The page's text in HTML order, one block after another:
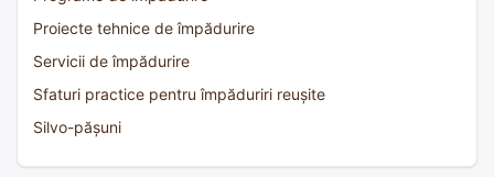
Proiecte tehnice de împădurire
Servicii de împădurire
Sfaturi practice pentru împăduriri reușite
Silvo-pășuni